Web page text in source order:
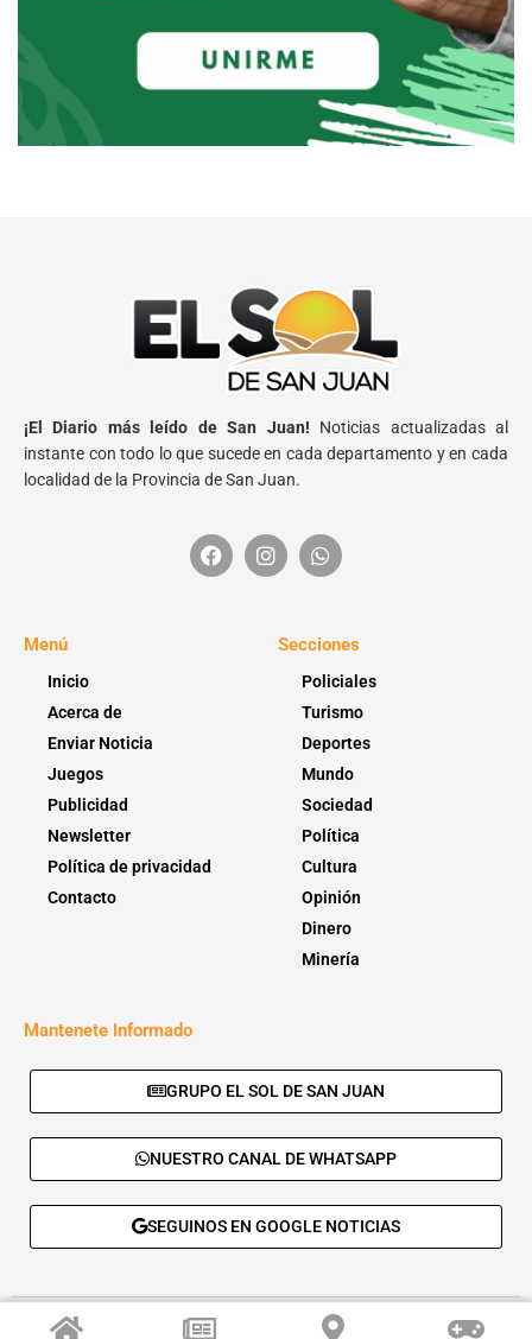
¡El Diario más leído de San Juan! Noticias actualizadas al
instante con todo lo que sucede en cada departamento y en cada
localidad de la Provincia de San Juan.
Menú
Inicio
Acerca de
Enviar Noticia
Juegos
Publicidad
Newsletter
Política de privacidad
Contacto
Secciones
Policiales
Turismo
Deportes
Mundo
Sociedad
Política
Cultura
Opinión
Dinero
Minería
Mantenete Informado
GRUPO EL SOL DE SAN JUAN
NUESTRO CANAL DE WHATSAPP
SEGUINOS EN GOOGLE NOTICIAS